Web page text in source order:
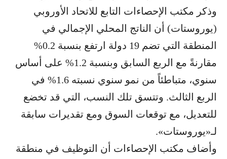
وذكر مكتب الإحصاءات التابع للاتحاد الأوروبي
(يوروستات) أن الناتج المحلي الإجمالي في
المنطقة التي تضم 19 دولة ارتفع بنسبة 0.2%
مقارنةً مع الربع السابق وبنسبة 1.2% على أساس
سنوي، متباطئاً من نمو سنوي نسبته 1.6% في
الربع الثالث. وتتسق تلك النسب، التي قد تخضع
للتعديل، مع توقعات السوق ومع تقديرات سابقة
لـ«يوروستات».
وأضاف مكتب الإحصاءات أن التوظيف في منطقة